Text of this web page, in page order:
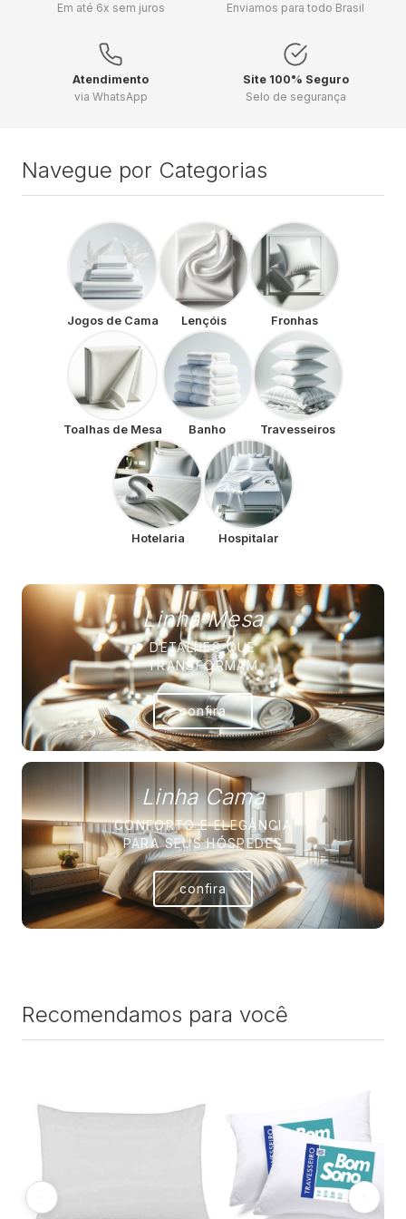
Em até 6x sem juros
Enviamos para todo Brasil
Atendimento
via WhatsApp
Site 100% Seguro
Selo de segurança
Navegue por Categorias
Jogos de Cama Lençóis Fronhas
Toalhas de Mesa Banho Travesseiros
Hotelaria Hospitalar
Linha Mesa
DETALHES QUE
TRANSFORMAM
confira
Linha Cama
CONFORTO E ELEGÂNCIA
PARA SEUS HÓSPEDES
confira
Recomendamos para você